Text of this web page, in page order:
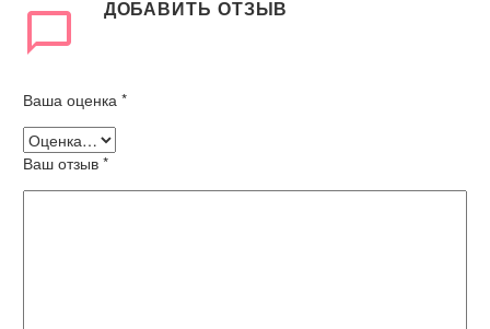
ДОБАВИТЬ ОТЗЫВ
Ваша оценка *
Ваш отзыв *